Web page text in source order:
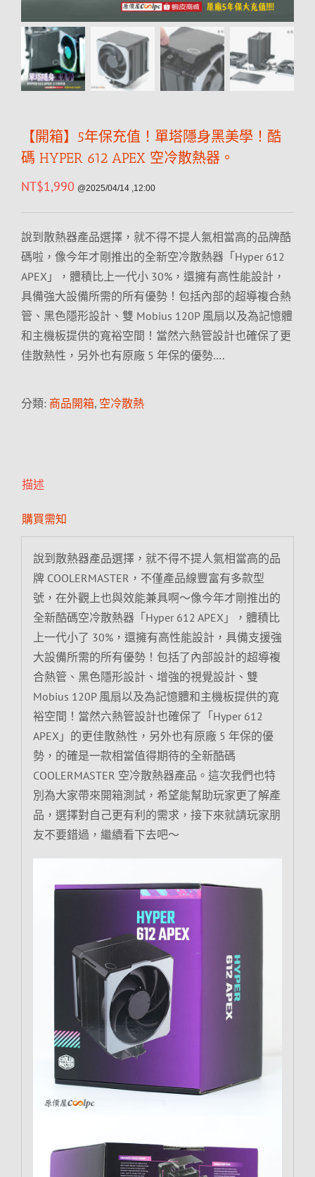
【開箱】5年保充值！單塔隱身黑美學！酷
碼 HYPER 612 APEX 空冷散熱器。
NT$1,990 @2025/04/14 ,12:00
說到散熱器產品選擇，就不得不提人氣相當高的品牌酷
碼啦，像今年才剛推出的全新空冷散熱器「Hyper 612
APEX」，體積比上一代小 30%，還擁有高性能設計，
具備強大設備所需的所有優勢！包括內部的超導複合熱
管、黑色隱形設計、雙 Mobius 120P 風扇以及為記憶體
和主機板提供的寬裕空間！當然六熱管設計也確保了更
佳散熱性，另外也有原廠 5 年保的優勢….
分類: 商品開箱, 空冷散熱
描述
購買需知
說到散熱器產品選擇，就不得不提人氣相當高的品
牌 COOLERMASTER，不僅產品線豐富有多款型
號，在外觀上也與效能兼具啊～像今年才剛推出的
全新酷碼空冷散熱器「Hyper 612 APEX」，體積比
上一代小了 30%，還擁有高性能設計，具備支援強
大設備所需的所有優勢！包括了內部設計的超導複
合熱管、黑色隱形設計、增強的視覺設計、雙
Mobius 120P 風扇以及為記憶體和主機板提供的寬
裕空間！當然六熱管設計也確保了「Hyper 612
APEX」的更佳散熱性，另外也有原廠 5 年保的優
勢，的確是一款相當值得期待的全新酷碼
COOLERMASTER 空冷散熱器產品。這次我們也特
別為大家帶來開箱測試，希望能幫助玩家更了解產
品，選擇對自己更有利的需求，接下來就請玩家朋
友不要錯過，繼續看下去吧～